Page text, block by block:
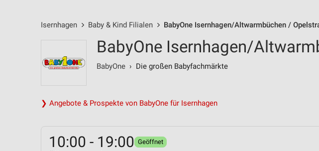
Isernhagen Baby & Kind Filialen BabyOne Isernhagen/Altwarmbüchen /
BabyOne Isernhagen/
BabyOne › Die großen Babyfachmärkte
❯ Angebote & Prospekte von BabyOne für Isernhagen
10:00 - 19:00 Geöffnet